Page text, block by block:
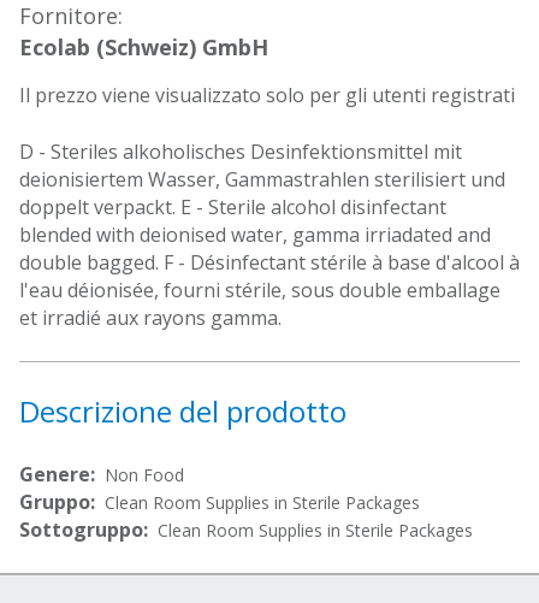
Fornitore:
Ecolab (Schweiz) GmbH
Il prezzo viene visualizzato solo per gli utenti registrati
D - Steriles alkoholisches Desinfektionsmittel mit
deionisiertem Wasser, Gammastrahlen sterilisiert und
doppelt verpackt. E - Sterile alcohol disinfectant
blended with deionised water, gamma irriadated and
double bagged. F - Désinfectant stérile à base d'alcool à
l'eau déionisée, fourni stérile, sous double emballage
et irradié aux rayons gamma.
Descrizione del prodotto
Genere: Non Food
Gruppo: Clean Room Supplies in Sterile Packages
Sottogruppo: Clean Room Supplies in Sterile Packages